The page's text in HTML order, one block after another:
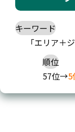
キーワード
「エリア＋
順位
57位→5